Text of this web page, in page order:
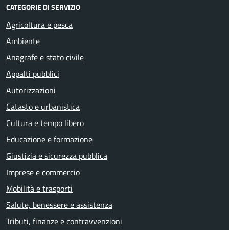
CATEGORIE DI SERVIZIO
Agricoltura e pesca
Ambiente
Anagrafe e stato civile
Appalti pubblici
Autorizzazioni
Catasto e urbanistica
Cultura e tempo libero
Educazione e formazione
Giustizia e sicurezza pubblica
Imprese e commercio
Mobilità e trasporti
Salute, benessere e assistenza
Tributi, finanze e contravvenzioni